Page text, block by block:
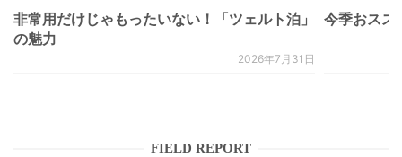
非常用だけじゃもったいない！「ツェルト泊」
の魅力
2026年7月31日
今季おスス
FIELD REPORT